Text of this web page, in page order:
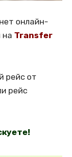
онлайн-
на Transfer
рейс от
рейс